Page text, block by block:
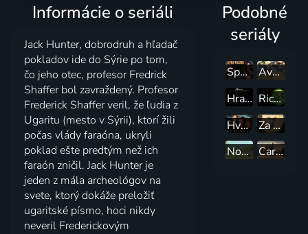
Informácie o seriáli
Jack Hunter, dobrodruh a hľadač
pokladov ide do Sýrie po tom,
čo jeho otec, profesor Fredrick
Shaffer bol zavraždený. Profesor
Frederick Shaffer veril, že ľudia z
Ugaritu (mesto v Sýrii), ktorí žili
počas vlády faraóna, ukryli
poklad ešte predtým než ich
faraón zničil. Jack Hunter je
jeden z mála archeológov na
svete, ktorý dokáže preložiť
ugaritské písmo, hoci nikdy
neveril Frederickovým
Podobné
seriály
Spartakus: Bohové arény
Avatar: Legenda o Aangovi
Hra o tróny
Rick a Morty
Hvězdná brána
Za zdí zahrady
Normálka
Carnivale